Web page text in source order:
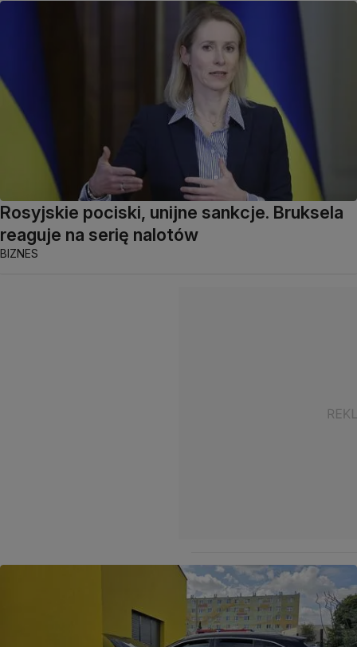
Rosyjskie pociski, unijne sankcje. Bruksela
reaguje na serię nalotów
BIZNES